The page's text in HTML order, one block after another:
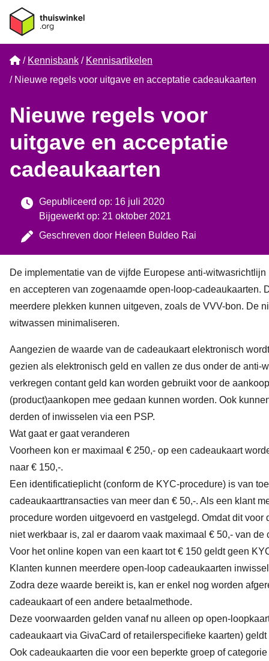
Home
Kennisbank
Kennisartikelen
Nieuwe regels voor uitgave en acceptatie cadeaukaarten
Nieuwe regels voor
uitgave en acceptatie
cadeaukaarten
Gepubliceerd op: 16 juli 2020
Bijgewerkt op: 21 oktober 2021
Geschreven door Heleen Buldeo Rai
De implementatie van de vijfde Europese anti-
en accepteren van zogenaamde open-loop-cadeaukaarten.
meerdere plekken kunnen uitgeven, zoals de VVV-bon. De
witwassen minimaliseren.
Aangezien de waarde van de cadeaukaart elektronisch
gezien als elektronisch geld en vallen ze dus onder de anti-
verkregen contant geld kan worden gebruikt voor de
(product)aankopen mee gedaan kunnen worden. Ook
derden of inwisselen via een PSP.
Wat gaat er gaat veranderen
Voorheen kon er maximaal € 250,- op een cadeaukaart
naar € 150,-.
Een identificatieplicht (conform de KYC-procedure) is van
cadeaukaarttransacties van meer dan € 50,-. Als een klant
procedure worden uitgevoerd en vastgelegd. Omdat dit
niet werkbaar is, zal er daarom vaak maximaal € 50,- van
Voor het online kopen van een kaart tot € 150 geldt geen
Klanten kunnen meerdere open-loop cadeaukaarten
Zodra deze waarde bereikt is, kan er enkel nog worden
cadeaukaart of een andere betaalmethode.
Deze voorwaarden gelden vanaf nu alleen op open-
cadeaukaart via GivaCard of retailerspecifieke kaarten)
Ook cadeaukaarten die voor een beperkte groep of